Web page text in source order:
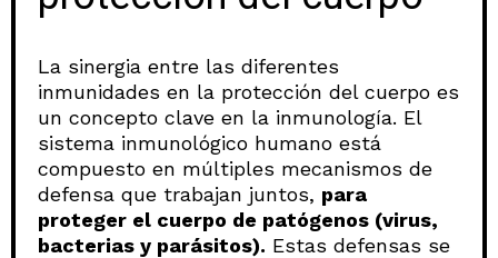
La sinergia entre las diferentes
inmunidades en la protección del cuerpo es
un concepto clave en la inmunología. El
sistema inmunológico humano está
compuesto en múltiples mecanismos de
defensa que trabajan juntos, para
proteger el cuerpo de patógenos (virus,
bacterias y parásitos). Estas defensas se